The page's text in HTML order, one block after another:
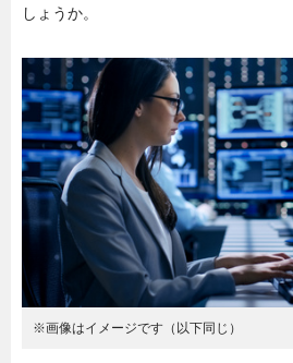
グルメ
暮らし
連載一覧
しょうか。
※画像はイメージです（以下同じ）